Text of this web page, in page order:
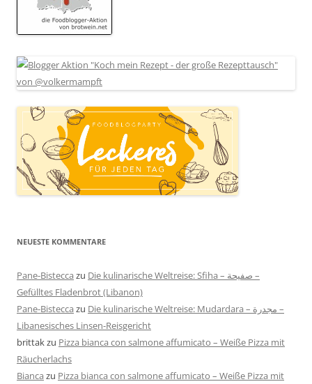
NEUESTE KOMMENTARE
Pane-Bistecca zu Die kulinarische Weltreise: Sfiha – صفيحة –
Gefülltes Fladenbrot (Libanon)
Pane-Bistecca zu Die kulinarische Weltreise: Mudardara – مجدرة –
Libanesisches Linsen-Reisgericht
brittakzu Pizza bianca con salmone affumicato – Weiße Pizza mit
Räucherlachs
Bianca zu Pizza bianca con salmone affumicato – Weiße Pizza mit